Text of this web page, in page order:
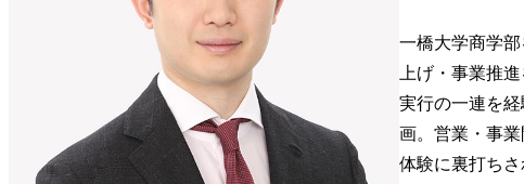
一橋大学商学
上げ・事業推
実行の一連を
画。営業・事
体験に裏打ち